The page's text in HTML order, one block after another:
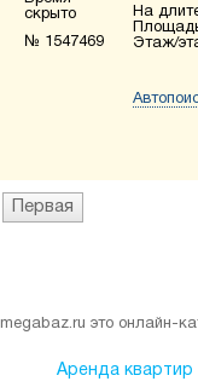
скрыто
№ 1547469
На
Этаж/
Первая
megabaz.ru это онлайн-
Аренда квартир